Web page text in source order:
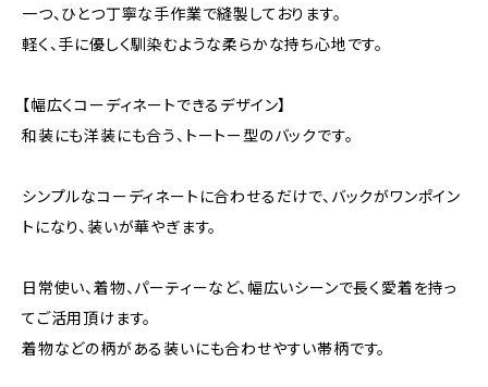
一つ、ひとつ丁寧な手作業で縫製しております。
軽く、手に優しく馴染むような柔らかな持ち心地です。
【幅広くコーディネートできるデザイン】
和装にも洋装にも合う、トートー型のバックです。
シンプルなコーディネートに合わせるだけで、バックがワンポイン
トになり、装いが華やぎます。
日常使い、着物、パーティーなど、幅広いシーンで長く愛着を持っ
てご活用頂けます。
着物などの柄がある装いにも合わせやすい帯柄です。